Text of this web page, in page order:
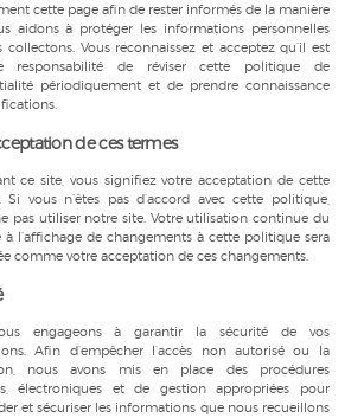
cette page afin de rester informés de la manière
aidons à protéger les informations personnelles
collectons. Vous reconnaissez et acceptez qu’il est
responsabilité de réviser cette politique de
périodiquement et de prendre connaissance
de ces termes
ce site, vous signifiez votre acceptation de cette
Si vous n’êtes pas d’accord avec cette politique,
pas utiliser notre site. Votre utilisation continue du
à l’affichage de changements à cette politique sera
comme votre acceptation de ces changements.
engageons à garantir la sécurité de vos
Afin d’empêcher l’accès non autorisé ou la
nous avons mis en place des procédures
électroniques et de gestion appropriées pour
et sécuriser les informations que nous recueillons